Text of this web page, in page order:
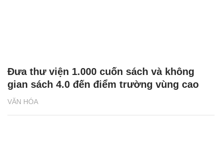
VĂN HÓA
Đưa thư viện 1.000 cuốn sách và không
gian sách 4.0 đến điểm trường vùng cao